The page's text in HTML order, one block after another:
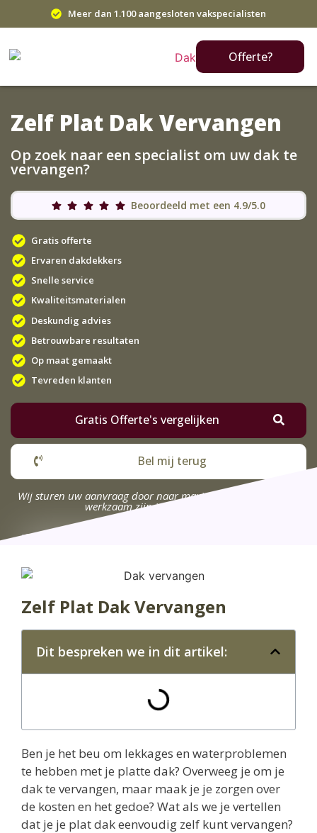
Meer dan 1.100 aangesloten vakspecialisten
Offerte?
Zelf Plat Dak Vervangen
Op zoek naar een specialist om uw dak te
vervangen?
Beoordeeld met een 4.9/5.0
Gratis offerte
Ervaren dakdekkers
Snelle service
Kwaliteitsmaterialen
Deskundig advies
Betrouwbare resultaten
Op maat gemaakt
Tevreden klanten
Gratis Offerte's vergelijken
Bel mij terug
Wij sturen uw aanvraag door naar maximaal 4 bedrijven die
werkzaam zijn in uw omgeving.
Zelf Plat Dak Vervangen
Dit bespreken we in dit artikel:
Ben je het beu om lekkages en waterproblemen
te hebben met je platte dak? Overweeg je om je
dak te vervangen, maar maak je je zorgen over
de kosten en het gedoe? Wat als we je vertellen
dat je je plat dak eenvoudig zelf kunt vervangen?